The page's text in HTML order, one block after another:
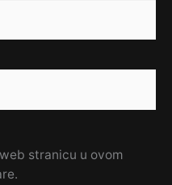
stranicu u ovom